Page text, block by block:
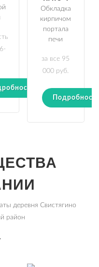
Обкладка
кирпичом
портала
печи
за все 95
000 руб.
деревня Свистягино
район